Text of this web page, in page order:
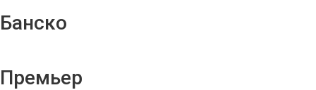
Банско
Премьер